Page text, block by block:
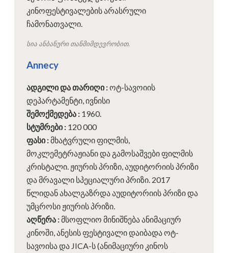
კინოფესტივალების არასრული
ჩამონათვალი.
სია ანბანური თანმიმდევრობით.
Annecy
ადგილი და თარიღი:ოტ-სავოიის
დეპარტამენტი, ივნისი
შემოქმედება : 1960.
სტუმრები: 120 000
ფასი:მხატვრული ფილმის,
მოკლემეტრაჟიანი და გამოსაშვები ფილმის
კრისტალი. ჟიურის პრიზი, აუდიტორიის პრიზი
და მრავალი სპეციალური პრიზი. 2017
წლიდან ახალგაზრდა აუდიტორიის პრიზი და
უმცროსი ჟიურის პრიზი.
აღწერა :მსოფლიო მინიშნება ანიმაციურ
კინოში, ანესის ფესტივალი დაიბადა ოტ-
სავოისა და JICA-ს (ანიმაციური კინოს